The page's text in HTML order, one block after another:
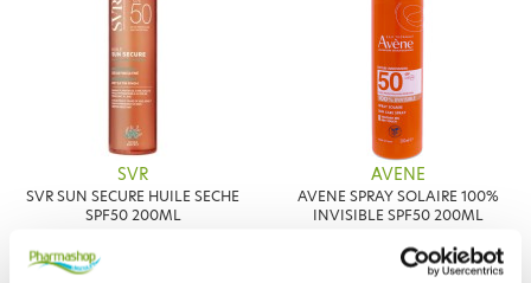
SVR
SVR SUN SECURE HUILE SECHE
SPF50 200ML
16,95 €
AVENE
AVENE SPRAY SOLAIRE 100%
INVISIBLE SPF50 200ML
13,93 €